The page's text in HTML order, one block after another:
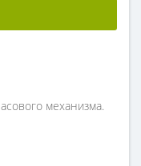
механизма.